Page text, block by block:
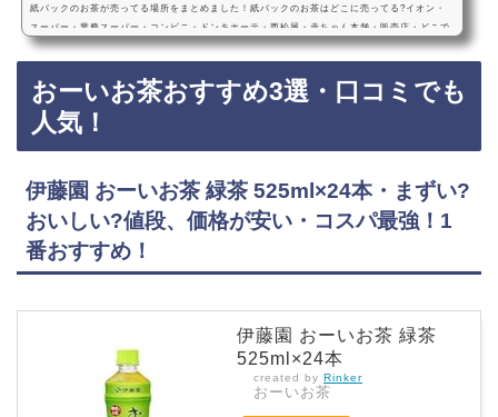
紙パックのお茶が売ってる場所をまとめました！紙パックのお茶はどこに売ってる?イオン・
スーパー・業務スーパー・コンビニ・ドンキホーテ・西松屋・赤ちゃん本舗・販売店・どこで
買える?Amazon・楽天・200ml・1000ml・箱買い紙パックのお茶は、イオンなどのスーパ
舗によっては売ってない店もあるので、Amazonや楽天でも紙パックのお茶がお得に買えてお
すすめです！紙パックのお茶おすすめ3選・口コミでも人気伊藤園 おーいお茶 緑茶 紙パック
2…
おーいお茶おすすめ3選・口コミでも
人気！
伊藤園 おーいお茶 緑茶 525ml×24本・まずい?
おいしい?値段、価格が安い・コスパ最強！1
番おすすめ！
伊藤園 おーいお茶 緑茶
525ml×24本
created by Rinker
おーいお茶